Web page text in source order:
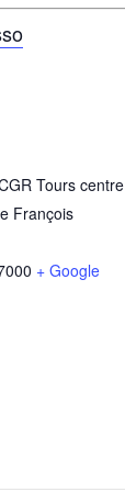
Tours centre
François
+ Google